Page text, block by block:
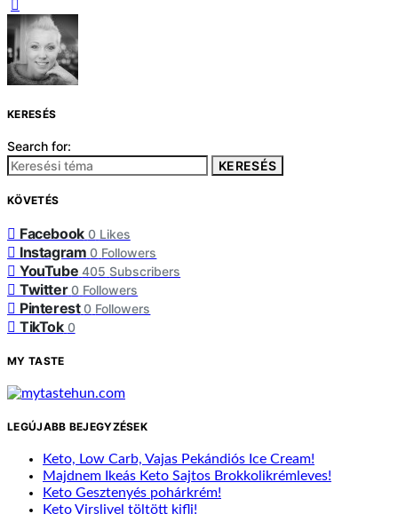
KERESÉS
Search for:
KERESÉS
KÖVETÉS
Facebook 0 Likes
Instagram 0 Followers
YouTube 405 Subscribers
Twitter 0 Followers
Pinterest 0 Followers
TikTok 0
MY TASTE
LEGÚJABB BEJEGYZÉSEK
Keto, Low Carb, Vajas Pekándiós Ice Cream!
Majdnem Ikeás Keto Sajtos Brokkolikrémleves!
Keto Gesztenyés pohárkrém!
Keto Virslivel töltött kifli!